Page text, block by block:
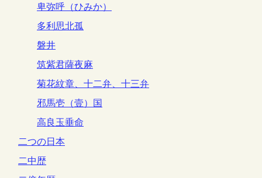
卑弥呼（ひみか）
多利思北孤
磐井
筑紫君薩夜麻
菊花紋章、十二弁、十三弁
邪馬壱（壹）国
高良玉垂命
二つの日本
二中歴